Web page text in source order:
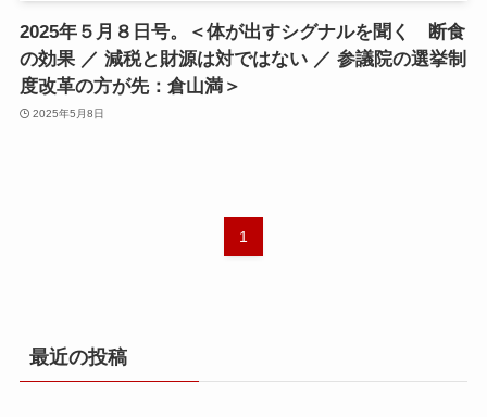
2025年５月８日号。＜体が出すシグナルを聞く 断食
の効果 ／ 減税と財源は対ではない ／ 参議院の選挙制
度改革の方が先：倉山満＞
2025年5月8日
1
最近の投稿